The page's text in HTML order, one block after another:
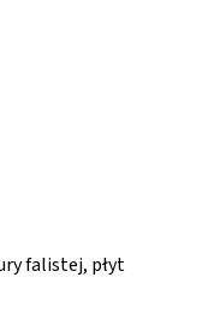
falistej, płyt